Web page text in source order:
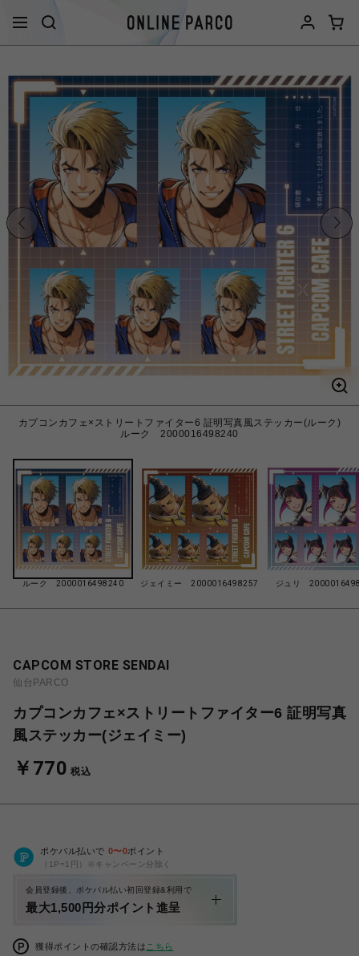
カプコンカフェ×ストリートファイター6 証明写真風ステッカー(ルーク)
ルーク 2000016498240
ルーク 2000016498240 ジェイミー 2000016498257 ジュリ
CAPCOM STORE SENDAI
仙台PARCO
カプコンカフェ×ストリートファイター6 証明写真
風ステッカー(ジェイミー)
￥770 税込
ポケパル払いで 0〜0ポイント
（1P=1円）※キャンペーン分除く
会員登録後、ポケパル払い初回登録&利用で
最大1,500円分ポイント進呈
獲得ポイントの確認方法は こちら